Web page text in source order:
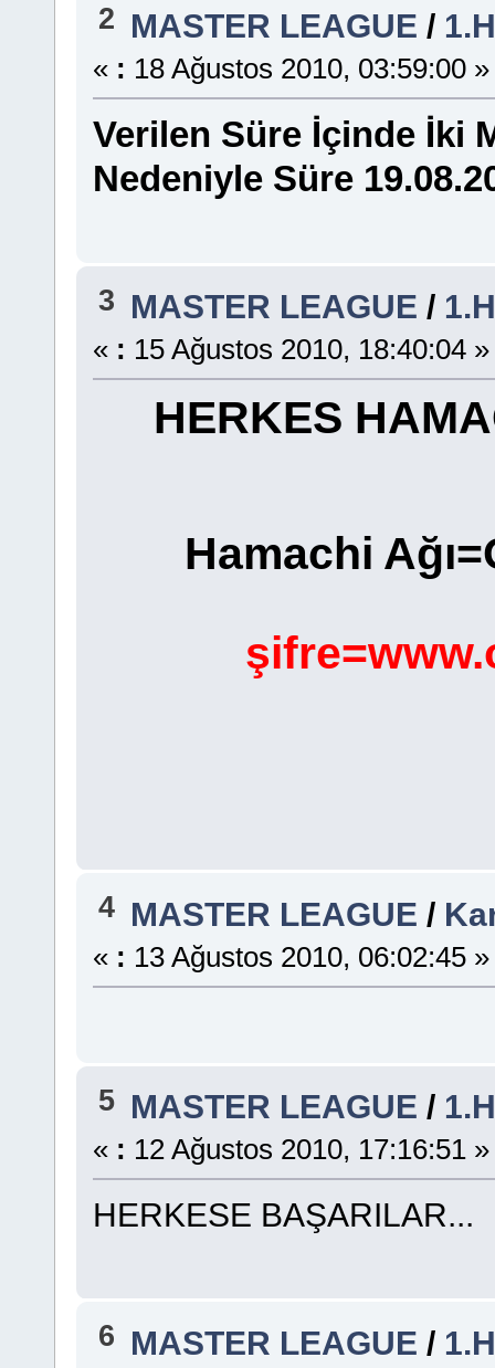
2 MASTER LEAGUE /
« : 18 Ağustos 2010, 03:59:00 »
Verilen Süre İçinde İki
Nedeniyle Süre
3 MASTER LEAGUE /
« : 15 Ağustos 2010, 18:40:04 »
HERKES
Hamachi
4 MASTER LEAGUE /
« : 13 Ağustos 2010, 06:02:45 »
5 MASTER LEAGUE /
« : 12 Ağustos 2010, 17:16:51 »
HERKESE BAŞARILAR...
6 MASTER LEAGUE /